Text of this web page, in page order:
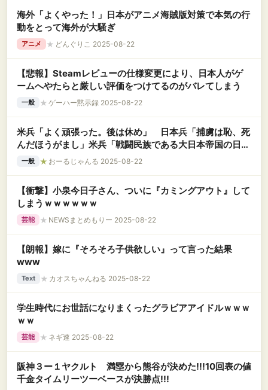
海外「よくやった！」日本がアニメ海賊版対策で本気の行
動をとって海外が大騒ぎ
アニメ ★ どんぐりこ 2025-08-22
【悲報】Steamレビューの仕様変更により、日本人がゲ
ームへやたらと厳しい評価をつけてるのがバレてしまう
一般 ★ ゲーハー黙示録 2025-08-22
米兵「よく頑張った。後は休め」 日本兵「捕虜は恥、死
んだほうがまし」米兵「戦闘民族である大日本帝国の日本
兵ヤバすぎだろ･･･」
一般 ★ おーるじゃんる 2025-08-22
【衝撃】小泉今日子さん、ついに『カミングアウト』して
しまうｗｗｗｗｗｗ
芸能 ★ NEWSまとめもりー 2025-08-22
【朗報】嫁に『そろそろ子供欲しい』って言った結果
www
Text ★ カオスちゃんねる 2025-08-22
学生時代にお世話になりまくったグラビアアイドルｗｗｗ
ｗｗ
芸能 ★ ネギ速 2025-08-22
阪神３ー１ヤクルト 満塁から熊谷が決めた!!!10回表の値
千金タイムリーツーベースが決勝点!!!